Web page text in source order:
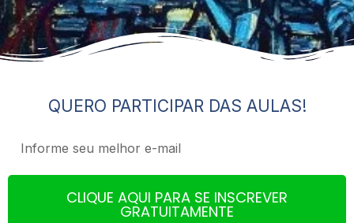
QUERO PARTICIPAR DAS AULAS!
CLIQUE AQUI PARA SE INSCREVER
GRATUITAMENTE